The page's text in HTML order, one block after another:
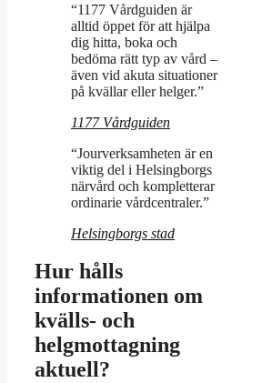
“1177 Vårdguiden är
alltid öppet för att hjälpa
dig hitta, boka och
bedöma rätt typ av vård –
även vid akuta situationer
på kvällar eller helger.”
1177 Vårdguiden
“Jourverksamheten är en
viktig del i Helsingborgs
närvård och kompletterar
ordinarie vårdcentraler.”
Helsingborgs stad
Hur hålls
informationen om
kvälls- och
helgmottagning
aktuell?